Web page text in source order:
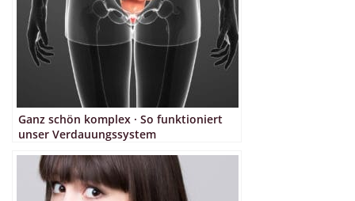
Ganz schön komplex · So funktioniert
unser Verdauungssystem